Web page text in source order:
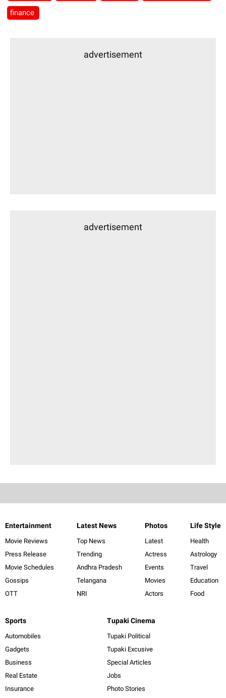
finance
advertisement
advertisement
Entertainment
Movie Reviews
Press Release
Movie Schedules
Gossips
OTT
Latest News
Top News
Trending
Andhra Pradesh
Telangana
NRI
Photos
Latest
Actress
Events
Movies
Actors
Life Style
Health
Astrology
Travel
Education
Food
Sports
Automobiles
Gadgets
Business
Real Estate
Insurance
Tupaki Cinema
Tupaki Political
Tupaki Excusive
Special Articles
Jobs
Photo Stories